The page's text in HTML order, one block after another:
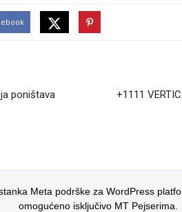
poništava
+1111
Meta podrške za WordPress
omogućeno isključivo MT Pejserima.